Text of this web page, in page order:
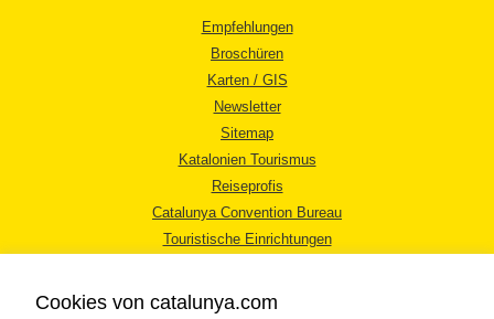
Empfehlungen
Broschüren
Karten / GIS
Newsletter
Sitemap
Katalonien Tourismus
Reiseprofis
Catalunya Convention Bureau
Touristische Einrichtungen
Cookies von catalunya.com